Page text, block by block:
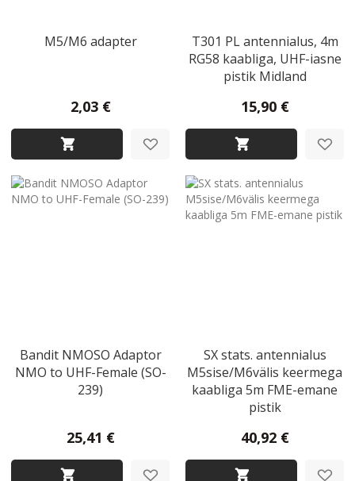
M5/M6 adapter
2,03 €
T301 PL antennialus, 4m
RG58 kaabliga, UHF-iasne
pistik Midland
15,90 €
Bandit NMOSO Adaptor
NMO to UHF-Female (SO-
239)
25,41 €
SX stats. antennialus
M5sise/M6välis keermega
kaabliga 5m FME-emane
pistik
40,92 €